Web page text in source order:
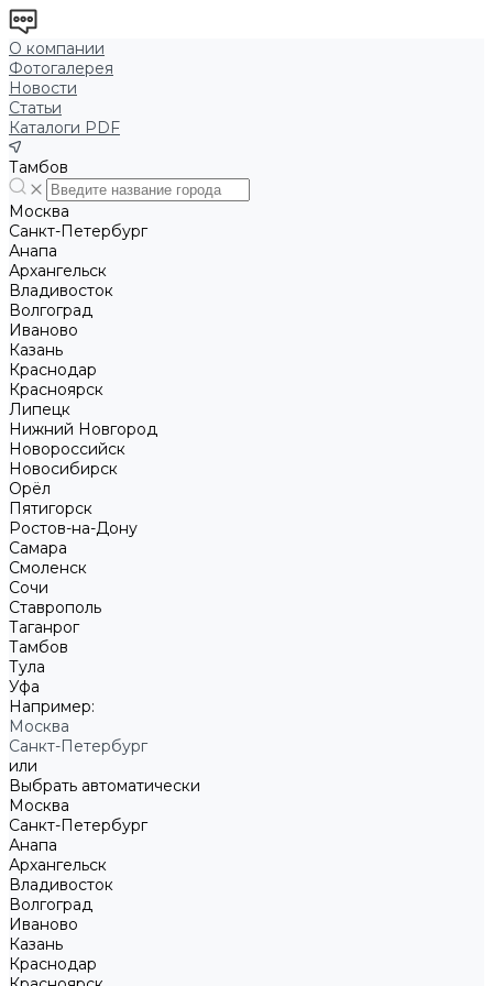
О компании
Фотогалерея
Новости
Статьи
Каталоги PDF
Тамбов
Москва
Санкт-Петербург
Анапа
Архангельск
Владивосток
Волгоград
Иваново
Казань
Краснодар
Красноярск
Липецк
Нижний Новгород
Новороссийск
Новосибирск
Орёл
Пятигорск
Ростов-на-Дону
Самара
Смоленск
Сочи
Ставрополь
Таганрог
Тамбов
Тула
Уфа
Например:
Москва
Санкт-Петербург
или
Выбрать автоматически
Москва
Санкт-Петербург
Анапа
Архангельск
Владивосток
Волгоград
Иваново
Казань
Краснодар